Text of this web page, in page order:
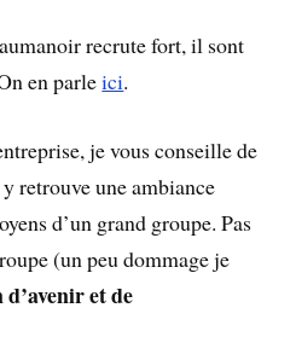
recrute fort, il sont
en parleici.
je vous conseille de
retrouve une ambiance
d’un grand groupe. Pas
(un peu dommage je
et de